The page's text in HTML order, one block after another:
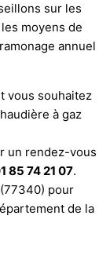
sur les
moyens de
annuel
vous souhaitez
à gaz
un rendez-vous
85 74 21 07.
pour
de la